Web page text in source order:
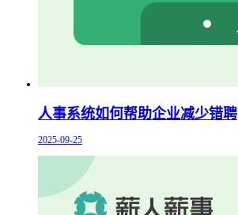
人事系统如何帮助企业减少错聘
2025-09-25